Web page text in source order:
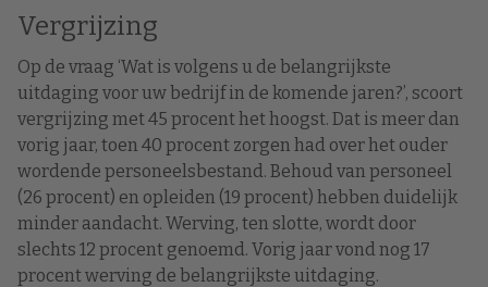
Vergrijzing
Op de vraag ‘Wat is volgens u de belangrijkste
uitdaging voor uw bedrijf in de komende jaren?’, scoort
vergrijzing met 45 procent het hoogst. Dat is meer dan
vorig jaar, toen 40 procent zorgen had over het ouder
wordende personeelsbestand. Behoud van personeel
(26 procent) en opleiden (19 procent) hebben duidelijk
minder aandacht. Werving, ten slotte, wordt door
slechts 12 procent genoemd. Vorig jaar vond nog 17
procent werving de belangrijkste uitdaging.